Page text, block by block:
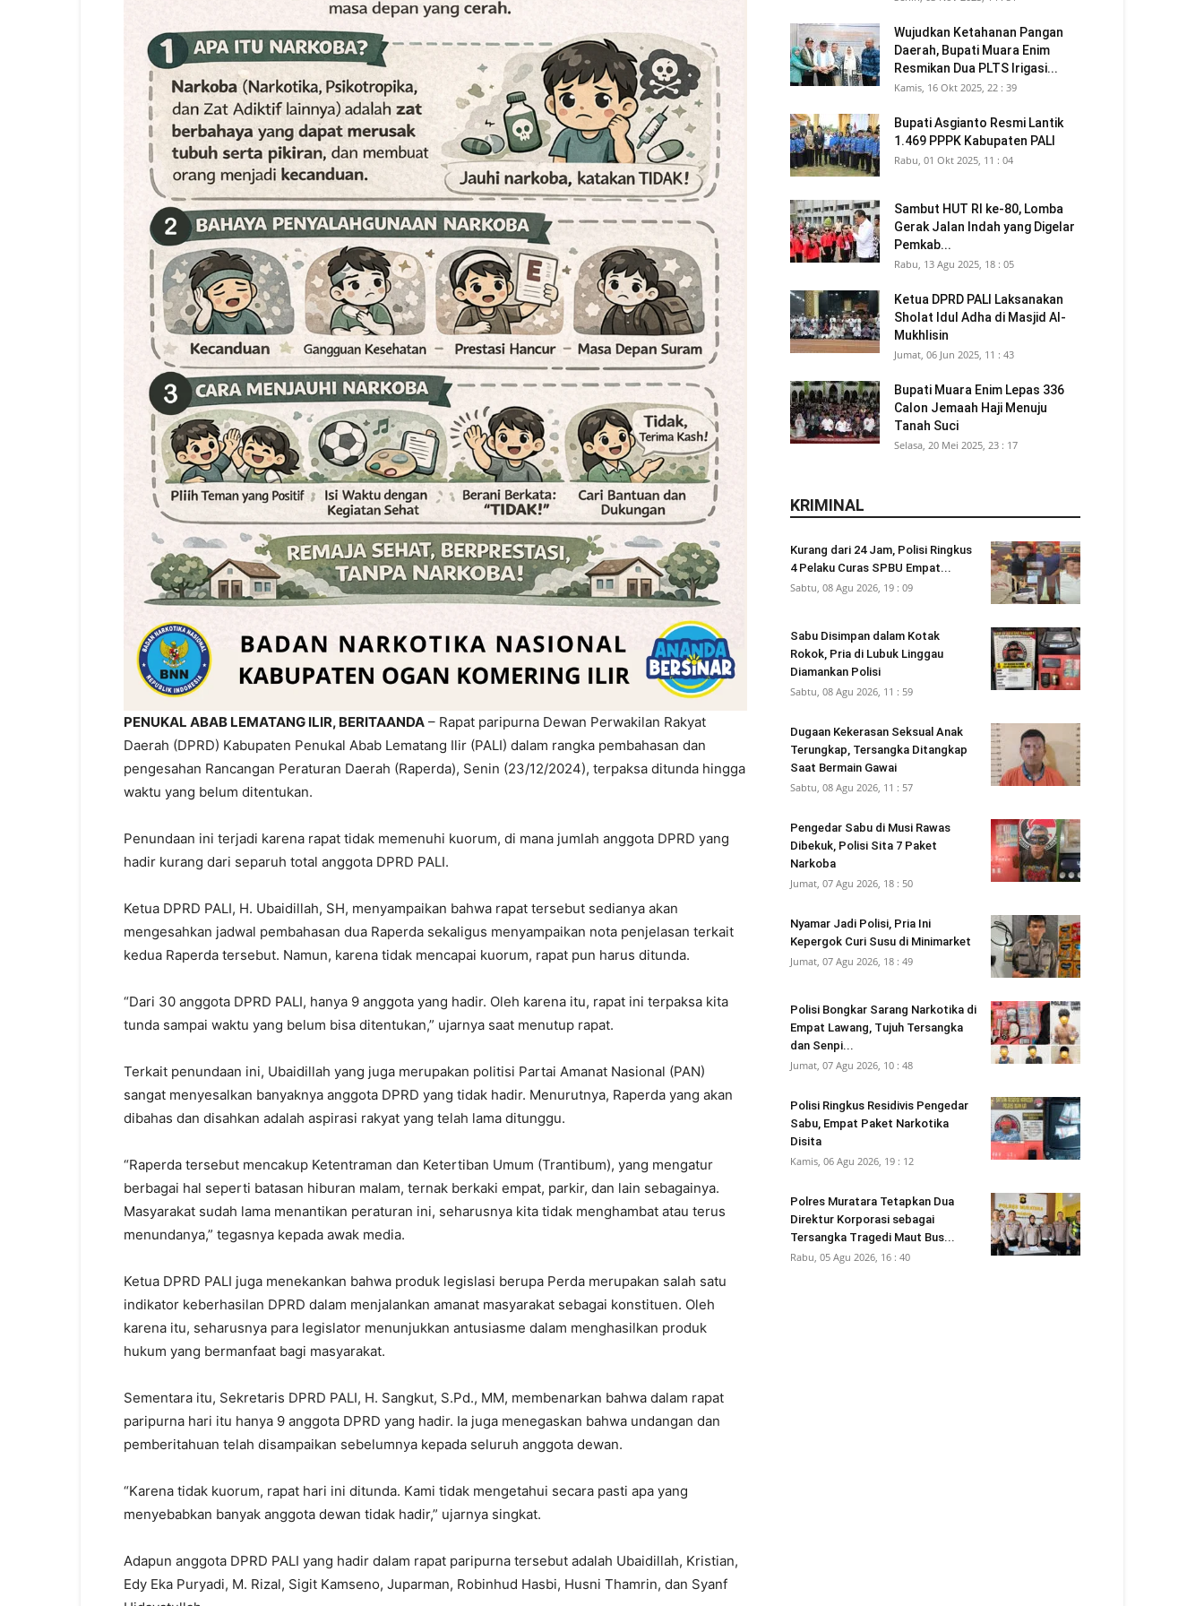
PENUKAL ABAB LEMATANG ILIR, BERITAANDA – Rapat paripurna Dewan Perwakilan Rakyat
Daerah (DPRD) Kabupaten Penukal Abab Lematang Ilir (PALI) dalam rangka pembahasan dan
pengesahan Rancangan Peraturan Daerah (Raperda), Senin (23/12/2024), terpaksa ditunda hingga
waktu yang belum ditentukan.
Penundaan ini terjadi karena rapat tidak memenuhi kuorum, di mana jumlah anggota DPRD yang
hadir kurang dari separuh total anggota DPRD PALI.
Ketua DPRD PALI, H. Ubaidillah, SH, menyampaikan bahwa rapat tersebut sedianya akan
mengesahkan jadwal pembahasan dua Raperda sekaligus menyampaikan nota penjelasan terkait
kedua Raperda tersebut. Namun, karena tidak mencapai kuorum, rapat pun harus ditunda.
“Dari 30 anggota DPRD PALI, hanya 9 anggota yang hadir. Oleh karena itu, rapat ini terpaksa kita
tunda sampai waktu yang belum bisa ditentukan,” ujarnya saat menutup rapat.
Terkait penundaan ini, Ubaidillah yang juga merupakan politisi Partai Amanat Nasional (PAN)
sangat menyesalkan banyaknya anggota DPRD yang tidak hadir. Menurutnya, Raperda yang akan
dibahas dan disahkan adalah aspirasi rakyat yang telah lama ditunggu.
“Raperda tersebut mencakup Ketentraman dan Ketertiban Umum (Trantibum), yang mengatur
berbagai hal seperti batasan hiburan malam, ternak berkaki empat, parkir, dan lain sebagainya.
Masyarakat sudah lama menantikan peraturan ini, seharusnya kita tidak menghambat atau terus
menundanya,” tegasnya kepada awak media.
Ketua DPRD PALI juga menekankan bahwa produk legislasi berupa Perda merupakan salah satu
indikator keberhasilan DPRD dalam menjalankan amanat masyarakat sebagai konstituen. Oleh
karena itu, seharusnya para legislator menunjukkan antusiasme dalam menghasilkan produk
hukum yang bermanfaat bagi masyarakat.
Sementara itu, Sekretaris DPRD PALI, H. Sangkut, S.Pd., MM, membenarkan bahwa dalam rapat
paripurna hari itu hanya 9 anggota DPRD yang hadir. Ia juga menegaskan bahwa undangan dan
pemberitahuan telah disampaikan sebelumnya kepada seluruh anggota dewan.
“Karena tidak kuorum, rapat hari ini ditunda. Kami tidak mengetahui secara pasti apa yang
menyebabkan banyak anggota dewan tidak hadir,” ujarnya singkat.
Adapun anggota DPRD PALI yang hadir dalam rapat paripurna tersebut adalah Ubaidillah, Kristian,
Edy Eka Puryadi, M. Rizal, Sigit Kamseno, Juparman, Robinhud Hasbi, Husni Thamrin, dan Syanf
Wujudkan Ketahanan Pangan
Daerah, Bupati Muara Enim
Resmikan Dua PLTS Irigasi...
Kamis, 16 Okt 2025, 22 : 39
Bupati Asgianto Resmi Lantik
1.469 PPPK Kabupaten PALI
Rabu, 01 Okt 2025, 11 : 04
Sambut HUT RI ke-80, Lomba
Gerak Jalan Indah yang Digelar
Pemkab...
Rabu, 13 Agu 2025, 18 : 05
Ketua DPRD PALI Laksanakan
Sholat Idul Adha di Masjid Al-
Mukhlisin
Jumat, 06 Jun 2025, 11 : 43
Bupati Muara Enim Lepas 336
Calon Jemaah Haji Menuju
Tanah Suci
Selasa, 20 Mei 2025, 23 : 17
KRIMINAL
Kurang dari 24 Jam, Polisi Ringkus
4 Pelaku Curas SPBU Empat...
Sabtu, 08 Agu 2026, 19 : 09
Sabu Disimpan dalam Kotak
Rokok, Pria di Lubuk Linggau
Diamankan Polisi
Sabtu, 08 Agu 2026, 11 : 59
Dugaan Kekerasan Seksual Anak
Terungkap, Tersangka Ditangkap
Saat Bermain Gawai
Sabtu, 08 Agu 2026, 11 : 57
Pengedar Sabu di Musi Rawas
Dibekuk, Polisi Sita 7 Paket
Narkoba
Jumat, 07 Agu 2026, 18 : 50
Nyamar Jadi Polisi, Pria Ini
Kepergok Curi Susu di Minimarket
Jumat, 07 Agu 2026, 18 : 49
Polisi Bongkar Sarang Narkotika di
Empat Lawang, Tujuh Tersangka
dan Senpi...
Jumat, 07 Agu 2026, 10 : 48
Polisi Ringkus Residivis Pengedar
Sabu, Empat Paket Narkotika
Disita
Kamis, 06 Agu 2026, 19 : 12
Polres Muratara Tetapkan Dua
Direktur Korporasi sebagai
Tersangka Tragedi Maut Bus...
Rabu, 05 Agu 2026, 16 : 40